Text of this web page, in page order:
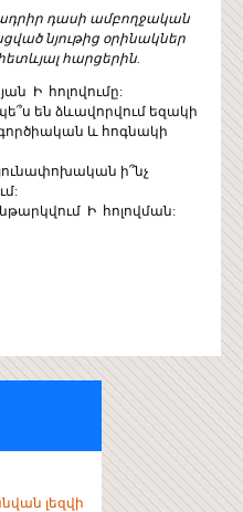
դասի ամբողջական
նյութից օրինակներ
հարցերին.
Ի հոլովումը:
են ձևավորվում եզակի
և հոգնակի
ի՞նչ
Ի հոլովման:
լեզվի